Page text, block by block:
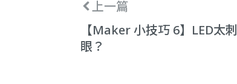
上一篇
【Maker 小技巧 6】LED太刺
眼？